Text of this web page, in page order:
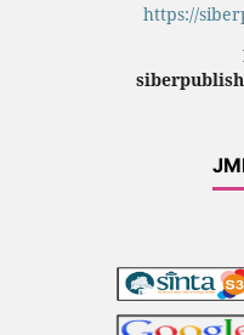
https://